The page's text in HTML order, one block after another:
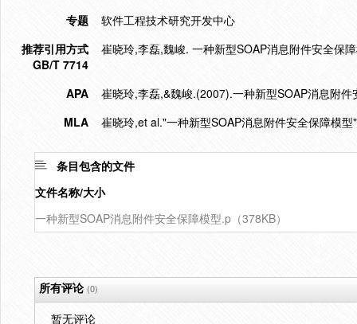
专题
软件工程技术研究开发中心
推荐引用方式
GB/T 7714
崔晓玲,李磊,魏峻. 一种新型SOAP消息附件安全保
APA
崔晓玲,李磊,&魏峻.(2007).一种新型SOAP消息附件
MLA
崔晓玲,et al."一种新型SOAP消息附件安全保障模型
条目包含的文件
文件名称/大小
一种新型SOAP消息附件安全保障模型.p（378KB）
所有评论(0)
暂无评论